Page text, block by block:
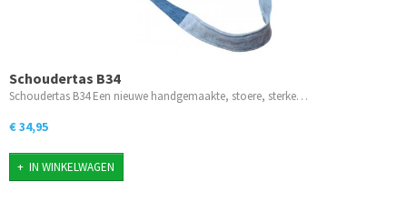
Schoudertas B34
Schoudertas B34 Een nieuwe handgemaakte, stoere, sterke…
€ 34,95
IN WINKELWAGEN